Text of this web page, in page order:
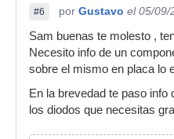
#6 por Gustavo el 05/09/
Sam buenas te molesto ,
Necesito info de un
sobre el mismo en placa lo
En la brevedad te paso
los diodos que necesitas